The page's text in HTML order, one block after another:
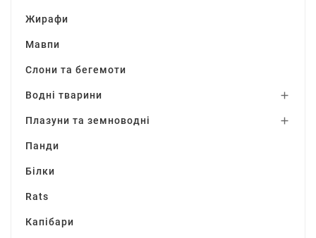
Жирафи
Мавпи
Слони та бегемоти
Водні тварини 
Плазуни та земноводні 
Панди
Білки
Rats
Капібари